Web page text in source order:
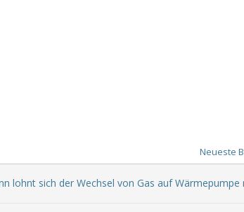
Neueste
lohnt sich der Wechsel von Gas auf Wärmepumpe